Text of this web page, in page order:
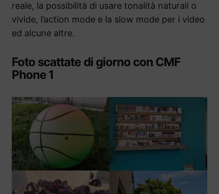
reale, la possibilità di usare tonalità naturali o
vivide, l’action mode e la slow mode per i video
ed alcune altre.
Foto scattate di giorno con CMF
Phone 1